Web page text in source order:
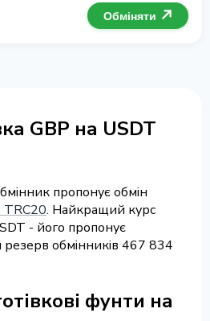
Обміняти
GBP на USDT
пропонує обмін
TRC20. Найкращий курс
- його пропонує
обмінників 467 834
фунти на